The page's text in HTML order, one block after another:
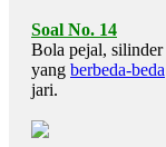
Soal No. 14
Bola pejal, silinder
yang berbeda-beda
jari.